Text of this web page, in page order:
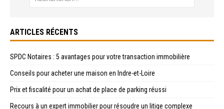
ARTICLES RÉCENTS
SPDC Notaires : 5 avantages pour votre transaction immobilière
Conseils pour acheter une maison en Indre-et-Loire
Prix et fiscalité pour un achat de place de parking réussi
Recours à un expert immobilier pour résoudre un litige complexe